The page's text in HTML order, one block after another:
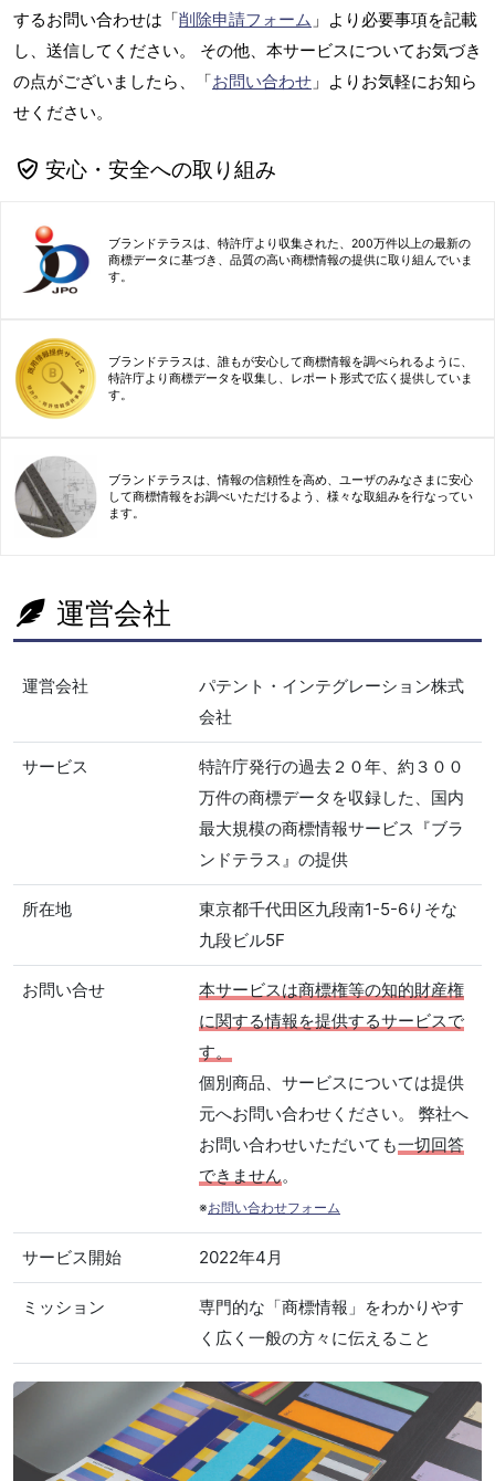
するお問い合わせは「削除申請フォーム 」より必要事項を記載
し、送信してください。 その他、本サービスについてお気づき
の点がございましたら、「お問い合わせ 」よりお気軽にお知ら
せください。
安心・安全への取り組み
ブランドテラスは、特許庁より収集された、200万件以上の最新の
商標データに基づき、品質の高い商標情報の提供に取り組んでいま
す。
ブランドテラスは、誰もが安心して商標情報を調べられるように、
特許庁より商標データを収集し、レポート形式で広く提供していま
す。
ブランドテラスは、情報の信頼性を高め、ユーザのみなさまに安心
して商標情報をお調べいただけるよう、様々な取組みを行なってい
ます。
運営会社
運営会社
パテント・インテグレーション株式
会社
サービス
特許庁発行の過去２０年、約３００
万件の商標データを収録した、国内
最大規模の商標情報サービス『ブラ
ンドテラス』の提供
所在地
東京都千代田区九段南1-5-6りそな
九段ビル5F
お問い合せ
本サービスは商標権等の知的財産権
に関する情報を提供するサービスで
す。
個別商品、サービスについては提供
元へお問い合わせください。 弊社へ
お問い合わせいただいても一切回答
できません。
※お問い合わせフォーム
サービス開始 2022年4月
ミッション
専門的な「商標情報」をわかりやす
く広く一般の方々に伝えること